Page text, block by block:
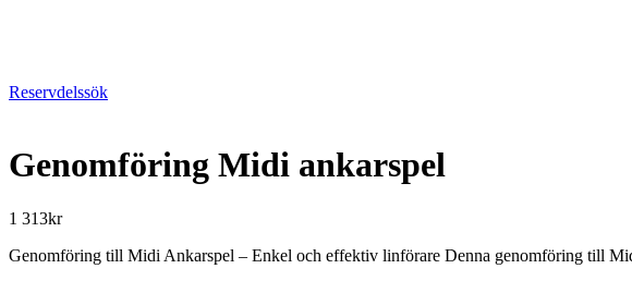
Reservdelssök
Genomföring Midi ankarspel
1 313kr
Genomföring till Midi Ankarspel – Enkel och effektiv linförare Denna genomföring till